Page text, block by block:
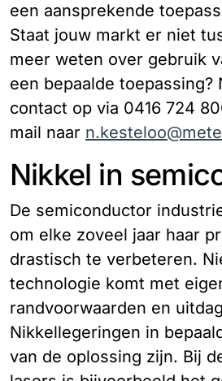
een aansprekende
Staat jouw markt er niet
meer weten over gebruik
een bepaalde toepassing?
contact op via 0416 724
mail naar
Nikkel in
De semiconductor
om elke zoveel jaar haar
drastisch te verbeteren.
technologie komt met
randvoorwaarden en
Nikkellegeringen in
van de oplossing zijn. Bij